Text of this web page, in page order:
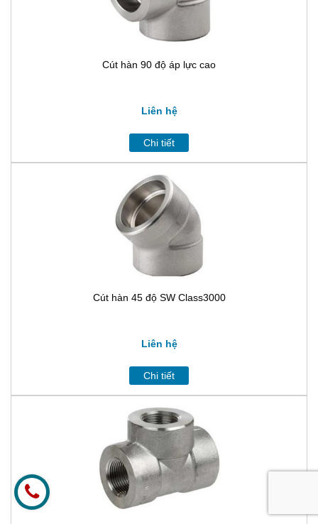
Cút hàn 90 độ áp lực cao
Liên hệ
Chi tiết
Cút hàn 45 độ SW Class3000
Liên hệ
Chi tiết